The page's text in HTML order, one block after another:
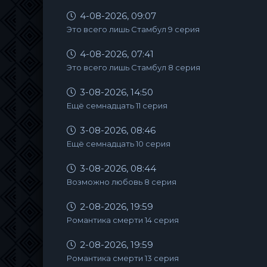
4-08-2026, 09:07
Это всего лишь Стамбул 9 серия
4-08-2026, 07:41
Это всего лишь Стамбул 8 серия
3-08-2026, 14:50
Ещё семнадцать 11 серия
3-08-2026, 08:46
Ещё семнадцать 10 серия
3-08-2026, 08:44
Возможно любовь 8 серия
2-08-2026, 19:59
Романтика смерти 14 серия
2-08-2026, 19:59
Романтика смерти 13 серия